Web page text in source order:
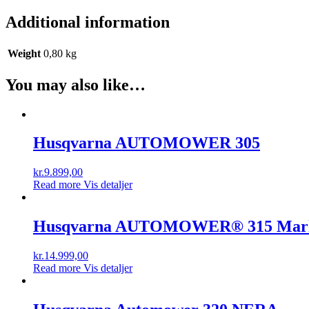
Additional information
Weight 0,80 kg
You may also like…
Husqvarna AUTOMOWER 305
kr.9.899,00
Read more Vis detaljer
Husqvarna AUTOMOWER® 315
kr.14.999,00
Read more Vis detaljer